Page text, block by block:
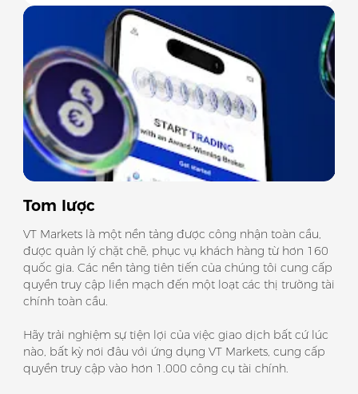
Slide 1 of 5
Tom lược
VT Markets là một nền tảng được công nhận toàn cầu,
được quản lý chặt chẽ, phục vụ khách hàng từ hơn 160
quốc gia. Các nền tảng tiên tiến của chúng tôi cung cấp
quyền truy cập liền mạch đến một loạt các thị trường tài
chính toàn cầu.
Hãy trải nghiệm sự tiện lợi của việc giao dịch bất cứ lúc
nào, bất kỳ nơi đâu với ứng dụng VT Markets, cung cấp
quyền truy cập vào hơn 1.000 công cụ tài chính.